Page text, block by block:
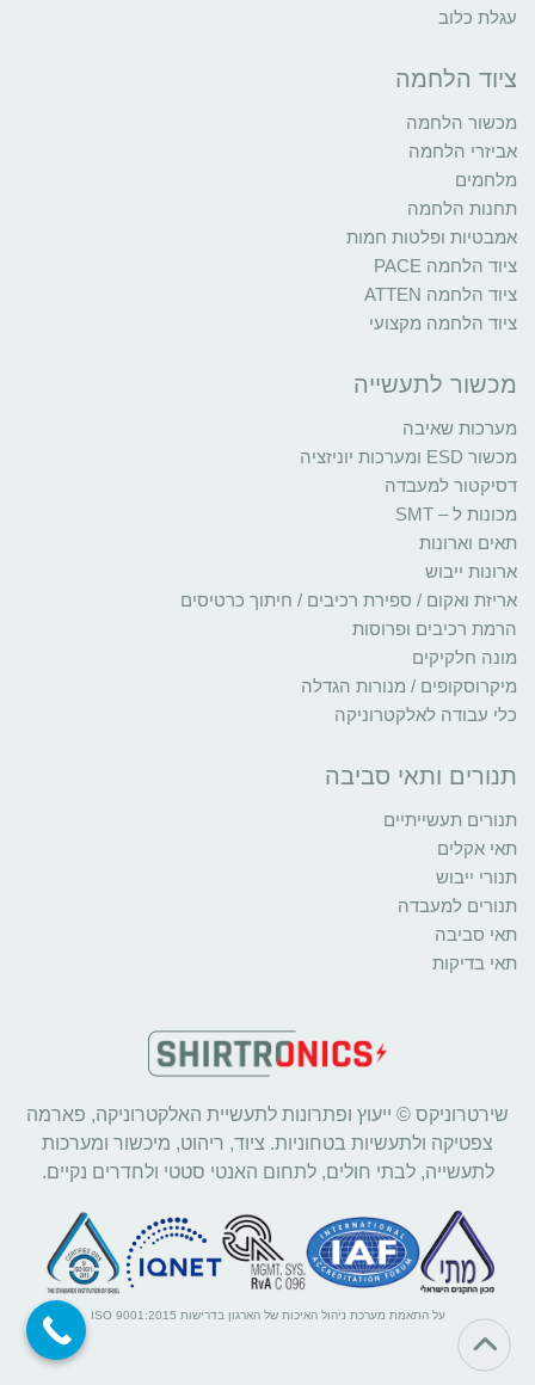
עגלת כלוב
ציוד הלחמה
מכשור הלחמה
אביזרי הלחמה
מלחמים
תחנות הלחמה
אמבטיות ופלטות חמות
ציוד הלחמה PACE
ציוד הלחמה ATTEN
ציוד הלחמה מקצועי
מכשור לתעשייה
מערכות שאיבה
מכשור ESD ומערכות יוניזציה
דסיקטור למעבדה
מכונות ל – SMT
תאים וארונות
ארונות ייבוש
אריזת ואקום / ספירת רכיבים / חיתוך כרטיסים
הרמת רכיבים ופרוסות
מונה חלקיקים
מיקרוסקופים / מנורות הגדלה
כלי עבודה לאלקטרוניקה
תנורים ותאי סביבה
תנורים תעשייתיים
תאי אקלים
תנורי ייבוש
תנורים למעבדה
תאי סביבה
תאי בדיקות
שירטרוניקס © ייעוץ ופתרונות לתעשיית האלקטרוניקה, פארמה
צפטיקה ולתעשיות בטחוניות. ציוד, ריהוט, מיכשור ומערכות
לתעשייה, לבתי חולים, לתחום האנטי סטטי ולחדרים נקיים.
על התאמת מערכת ניהול האיכות של הארגון בדרישות ISO 9001:2015